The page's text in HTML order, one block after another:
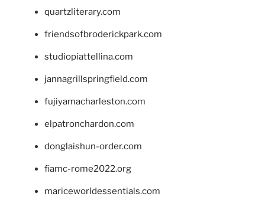
quartzliterary.com
friendsofbroderickpark.com
studiopiattellina.com
jannagrillspringfield.com
fujiyamacharleston.com
elpatronchardon.com
donglaishun-order.com
fiamc-rome2022.org
mariceworldessentials.com